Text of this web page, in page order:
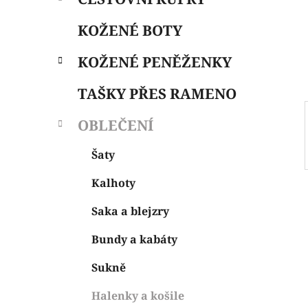
p
l
KOŽENÉ BOTY
KOŽENÉ PENĚŽENKY
TAŠKY PŘES RAMENO
OBLEČENÍ
Šaty
Kalhoty
Saka a blejzry
Bundy a kabáty
Sukně
Halenky a košile